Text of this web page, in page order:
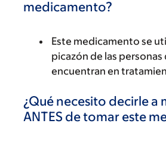
medicamento?
Este medicamento se
picazón de las personas
encuentran en
¿Qué necesito decirle a
ANTES de tomar este